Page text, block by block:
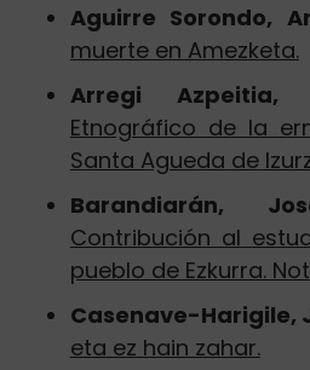
Aguirre Sorondo,
muerte en Amezketa.
Arregi Azpeitia,
Etnográfico de la
Santa Agueda de
Barandiarán,
Contribución al
pueblo de Ezkurra.
Casenave-Harigile,
eta ez hain zahar.